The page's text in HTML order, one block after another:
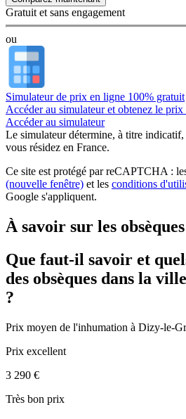
Gratuit et sans engagement
ou
Simulateur de prix en ligne 100% gratuit
Accéder au simulateur et obtenez le prix
Accéder au simulateur
Le simulateurdétermine, à titre
vous résidez en France.
Ce site est protégé par reCAPTCHA :
(nouvelle fenêtre) et les conditions
Google s'appliquent.
À savoir sur les
Que faut-il savoir et
des obsèques dans la
?
Prix moyen de l'inhumation à Dizy-le-
Prix excellent
3 290 €
Très bon prix